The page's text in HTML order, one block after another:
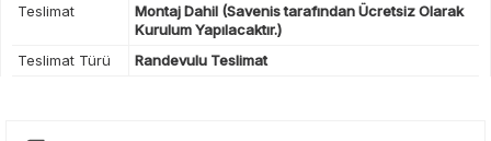
Teslimat
Montaj Dahil (Savenis tarafından Ücretsiz Olarak
Kurulum Yapılacaktır.)
Teslimat Türü
Randevulu Teslimat